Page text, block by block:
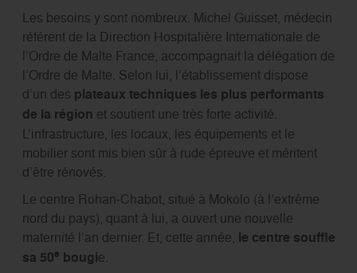
Les besoins y sont nombreux. Michel Guisset, médecin
référent de la Direction Hospitalière Internationale de
l’Ordre de Malte France, accompagnait la délégation de
l’Ordre de Malte. Selon lui, l’établissement dispose
d’un des plateaux techniques les plus performants
de la région et soutient une très forte activité.
L’infrastructure, les locaux, les équipements et le
mobilier sont mis bien sûr à rude épreuve et méritent
d’être rénovés.
Le centre Rohan-Chabot, situé à Mokolo (à l’extrême
nord du pays), quant à lui, a ouvert une nouvelle
maternité l’an dernier. Et, cette année, le centre souffle
sa 50e bougie.